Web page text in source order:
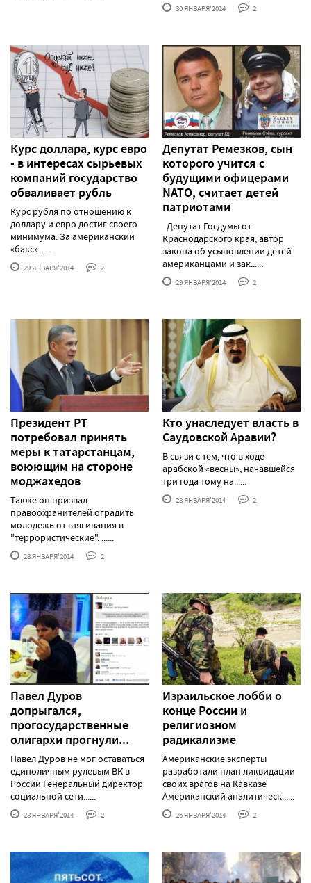
30 ЯНВАРЯ'2014 2
Курс доллара, курс евро
- в интересах сырьевых
компаний государство
обваливает рубль
Курс рубля по отношению к
доллару и евро достиг своего
минимума. За американский
«бакс»......
29 ЯНВАРЯ'2014 2
Депутат Ремезков, сын
которого учится с
будущими офицерами
NATO, считает детей
патриотами
Депутат Госдумы от
Краснодарского края, автор
закона об усыновлении детей
американцами и зак......
29 ЯНВАРЯ'2014 2
Президент РТ
потребовал принять
меры к татарстанцам,
воюющим на стороне
моджахедов
Также он призвал
правоохранителей оградить
молодежь от втягивания в
"террористические", ......
28 ЯНВАРЯ'2014 2
Кто унаследует власть в
Саудовской Аравии?
В связи с тем, что в ходе
арабской «весны», начавшейся
три года тому на......
28 ЯНВАРЯ'2014 2
Павел Дуров
допрыгался,
прогосударственные
олигархи прогнули...
Павел Дуров не мог оставаться
единоличным рулевым ВК в
России Генеральный директор
социальной сети......
28 ЯНВАРЯ'2014 2
Израильское лобби о
конце России и
религиозном
радикализме
Американские эксперты
разработали план ликвидации
своих врагов на Кавказе
Американский аналитическ......
26 ЯНВАРЯ'2014 2